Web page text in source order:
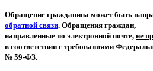
Обращение гражданина может быть
обратной связи. Обращения граждан,
направленные по электронной почте, не
в соответствии с требованиями
№ 59-ФЗ.